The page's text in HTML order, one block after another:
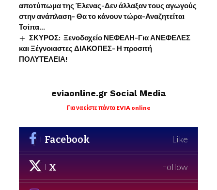
αποτύπωμα της Έλενας-Δεν άλλαξαν τους αγωγούς
στην ανάπλαση- Θα το κάνουν τώρα-Αναζητείται
Τσίπα…
ΣΚΥΡΟΣ: Ξενοδοχείο ΝΕΦΕΛΗ-Για ΑΝΕΦΕΛΕΣ
και Ξέγνοιαστες ΔΙΑΚΟΠΕΣ- Η προσιτή
ΠΟΛΥΤΕΛΕΙΑ!
eviaonline.gr Social Media
Για να είστε πάντα EVIA online
Facebook Like
X Follow